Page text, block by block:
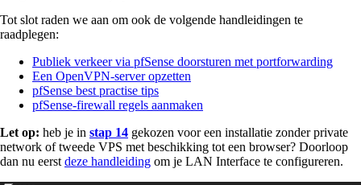
Tot slot raden we aan om ook de volgende handleidingen te
raadplegen:
Publiek verkeer via pfSense doorsturen met portforwarding
Een OpenVPN-server opzetten
pfSense best practise tips
pfSense-firewall regels aanmaken
Let op: heb je in stap 14 gekozen voor een installatie zonder private
network of tweede VPS met beschikking tot een browser? Doorloop
dan nu eerst deze handleiding om je LAN Interface te configureren.